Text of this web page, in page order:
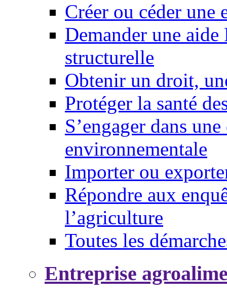
Créer ou céder une
Demander une
structurelle
Obtenir un droit,
Protéger la santé
S’engager dans
environnementale
Importer ou
Répondre aux
l’agriculture
Toutes les
Entreprise